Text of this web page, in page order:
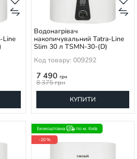
Line
Водонагрівач
накопичувальний Tatra-Line
Slim 30 л TSMN-30-(D)
Код товару: 009292
7 490 грн
8 375грн
КУПИТИ
-20 %